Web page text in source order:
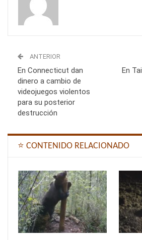
ANTERIOR
En Connecticut dan
dinero a cambio de
videojuegos violentos
para su posterior
destrucción
En
⭐ CONTENIDO RELACIONADO